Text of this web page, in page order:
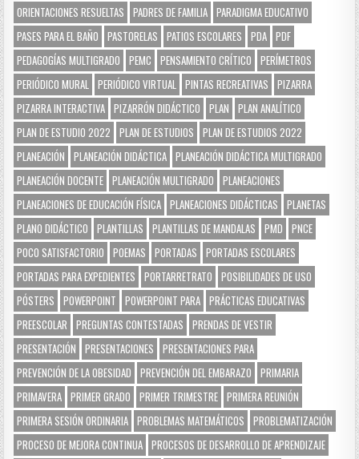
ORIENTACIONES RESUELTAS
PADRES DE FAMILIA PARADIGMA EDUCATIVO
PASES PARA EL BAÑO
PASTORELAS PATIOS ESCOLARES PDA PDF
PEDAGOGÍAS MULTIGRADO
PEMC PENSAMIENTO CRÍTICO
PERÍMETROS
PERIÓDICO MURAL
PERIÓDICO VIRTUAL PINTAS RECREATIVAS
PIZARRA
PIZARRA INTERACTIVA PIZARRÓN DIDÁCTICO PLAN
PLAN ANALÍTICO
PLAN DE ESTUDIO 2022
PLAN DE ESTUDIOS
PLAN DE ESTUDIOS 2022
PLANEACIÓN
PLANEACIÓN DIDÁCTICA PLANEACIÓN DIDÁCTICA MULTIGRADO
PLANEACIÓN DOCENTE PLANEACIÓN MULTIGRADO
PLANEACIONES
PLANEACIONES DE EDUCACIÓN FÍSICA PLANEACIONES DIDÁCTICAS
PLANETAS
PLANO DIDÁCTICO
PLANTILLAS PLANTILLAS DE MANDALAS PMD
PNCE
POCO SATISFACTORIO
POEMAS PORTADAS
PORTADAS ESCOLARES
PORTADAS PARA EXPEDIENTES
PORTARRETRATO
POSIBILIDADES DE USO
PÓSTERS
POWERPOINT POWERPOINT PARA PRÁCTICAS EDUCATIVAS
PREESCOLAR
PREGUNTAS CONTESTADAS
PRENDAS DE VESTIR
PRESENTACIÓN
PRESENTACIONES
PRESENTACIONES PARA
PREVENCIÓN DE LA OBESIDAD
PREVENCIÓN DEL EMBARAZO
PRIMARIA
PRIMAVERA PRIMER GRADO PRIMER TRIMESTRE PRIMERA REUNIÓN
PRIMERA SESIÓN ORDINARIA PROBLEMAS MATEMÁTICOS
PROBLEMATIZACIÓN
PROCESO DE MEJORA CONTINUA PROCESOS DE DESARROLLO DE APRENDIZAJE